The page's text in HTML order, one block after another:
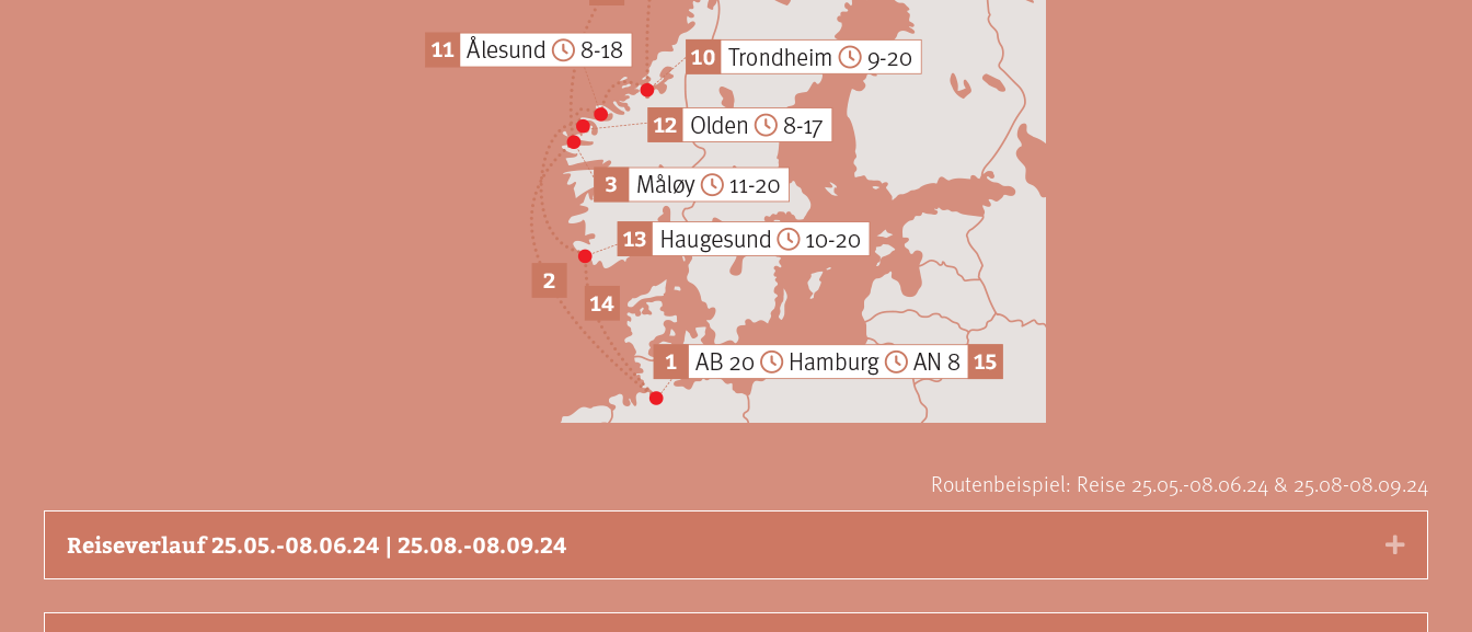
Routenbeispiel: Reise 25.05.-08.06.24 & 25.08-08.09.24
Reiseverlauf 25.05.-08.06.24 | 25.08.-08.09.24